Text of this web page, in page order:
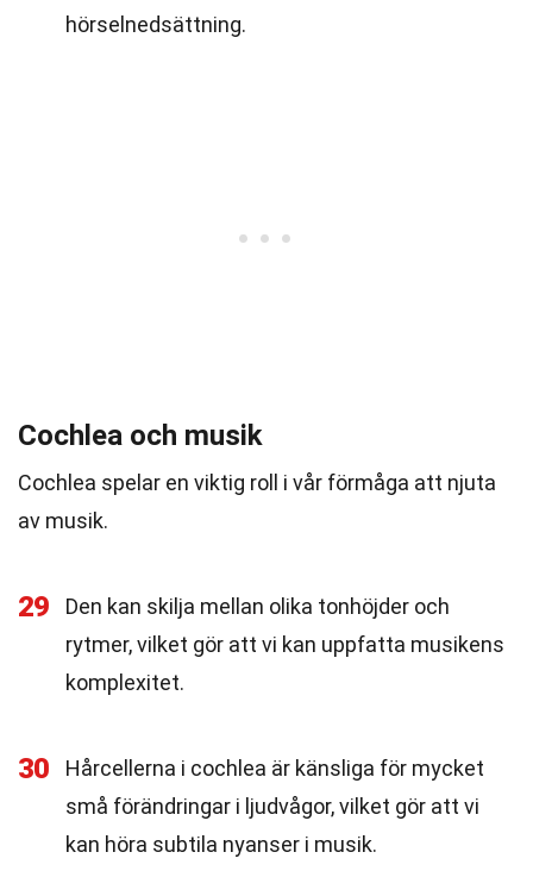
hörselnedsättning.
Cochlea och musik
Cochlea spelar en viktig roll i vår förmåga att njuta
av musik.
29
Den kan skilja mellan olika tonhöjder och
rytmer, vilket gör att vi kan uppfatta musikens
komplexitet.
30
Hårcellerna i cochlea är känsliga för mycket
små förändringar i ljudvågor, vilket gör att vi
kan höra subtila nyanser i musik.